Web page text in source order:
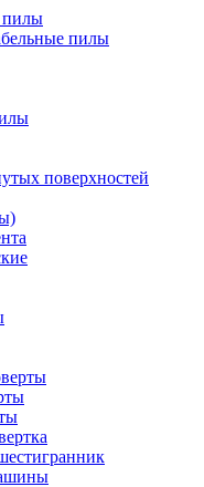
пилы
пилы
поверхностей